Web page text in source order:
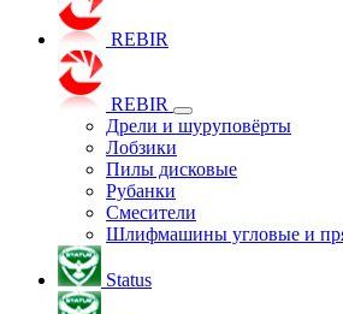
REBIR
REBIR
Дрели и шуруповёрты
Лобзики
Пилы дисковые
Рубанки
Смесители
Шлифмашины угловые и
Status